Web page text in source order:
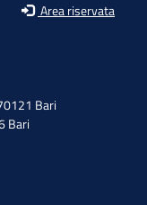
Area riservata
Bari
Bari